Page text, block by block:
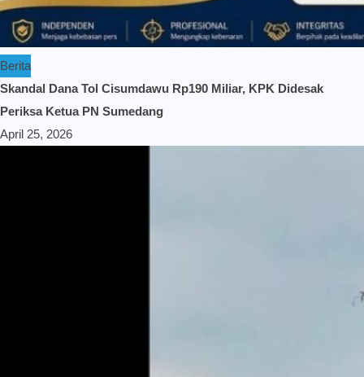
Berita
Skandal Dana Tol Cisumdawu Rp190 Miliar, KPK Didesak
Periksa Ketua PN Sumedang
April 25, 2026